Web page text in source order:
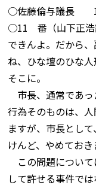
○佐藤倫与議長
○11 番（山下正浩
できんよ。だから
ね、ひな壇のひな
そこに。
市長、通常であっ
行為そのものは、
ますが、市長とし
けんど、やめておき
この問題について
して許せる事件で